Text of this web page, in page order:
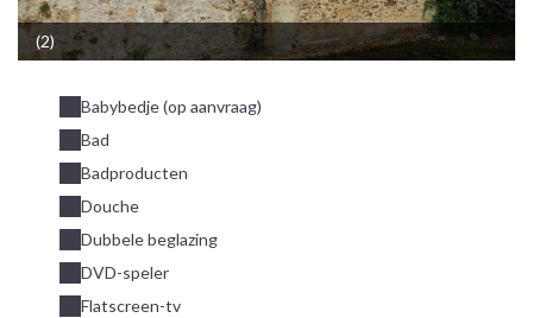
(2)
Babybedje (op aanvraag)
Bad
Badproducten
Douche
Dubbele beglazing
DVD-speler
Flatscreen-tv